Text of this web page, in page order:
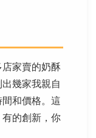
家賣的奶酥
幾家我親自
和價格。這
的創新，你